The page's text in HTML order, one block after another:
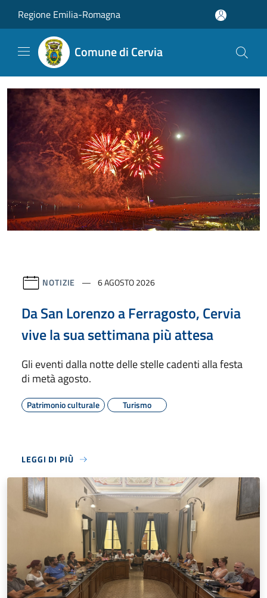
Regione Emilia-Romagna
Comune di Cervia
NOTIZIE 6 AGOSTO 2026
Da San Lorenzo a Ferragosto, Cervia
vive la sua settimana più attesa
Gli eventi dalla notte delle stelle cadenti alla festa
di metà agosto.
Patrimonio culturale Turismo
LEGGI DI PIÙ